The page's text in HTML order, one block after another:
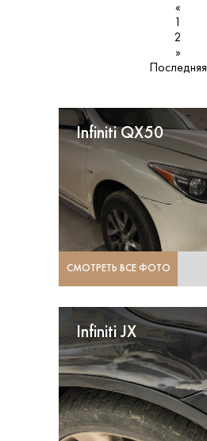
«
1
2
»
Последняя
Infiniti QX50
СМОТРЕТЬ ВСЕ ФОТО
Infiniti JX